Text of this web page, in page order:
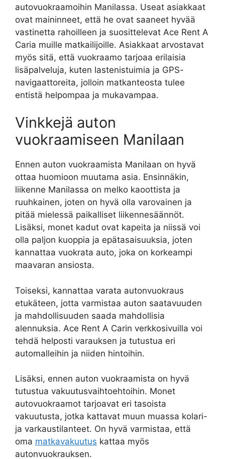
autovuokraamoihin Manilassa. Useat asiakkaat
ovat maininneet, että he ovat saaneet hyvää
vastinetta rahoilleen ja suosittelevat Ace Rent A
Caria muille matkailijoille. Asiakkaat arvostavat
myös sitä, että vuokraamo tarjoaa erilaisia
lisäpalveluja, kuten lastenistuimia ja GPS-
navigaattoreita, jolloin matkanteosta tulee
entistä helpompaa ja mukavampaa.
Vinkkejä auton
vuokraamiseen Manilaan
Ennen auton vuokraamista Manilaan on hyvä
ottaa huomioon muutama asia. Ensinnäkin,
liikenne Manilassa on melko kaoottista ja
ruuhkainen, joten on hyvä olla varovainen ja
pitää mielessä paikalliset liikennesäännöt.
Lisäksi, monet kadut ovat kapeita ja niissä voi
olla paljon kuoppia ja epätasaisuuksia, joten
kannattaa vuokrata auto, joka on korkeampi
maavaran ansiosta.
Toiseksi, kannattaa varata autonvuokraus
etukäteen, jotta varmistaa auton saatavuuden
ja mahdollisuuden saada mahdollisia
alennuksia. Ace Rent A Carin verkkosivuilla voi
tehdä helposti varauksen ja tutustua eri
automalleihin ja niiden hintoihin.
Lisäksi, ennen auton vuokraamista on hyvä
tutustua vakuutusvaihtoehtoihin. Monet
autovuokraamot tarjoavat eri tasoista
vakuutusta, jotka kattavat muun muassa kolari-
ja varkaustilanteet. On hyvä varmistaa, että
oma matkavakuutus kattaa myös
autonvuokrauksen.